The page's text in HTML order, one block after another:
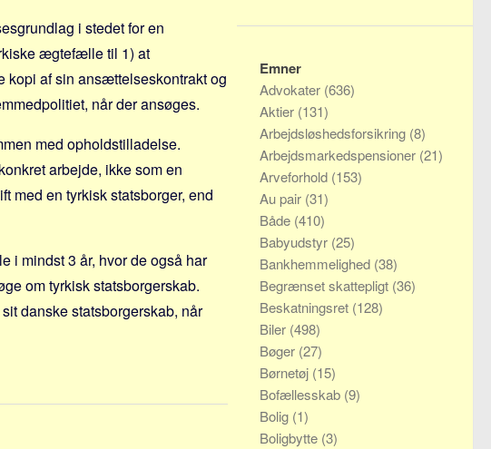
i stedet for en
ægtefælle til 1) at
kopi af sin ansættelseskontrakt og
når der ansøges.
med opholdstilladelse.
arbejde, ikke som en
med en tyrkisk statsborger, end
i mindst 3 år, hvor de også har
om tyrkisk statsborgerskab.
danske statsborgerskab, når
Emner
Advokater (636)
Aktier (131)
Arbejdsløshedsforsikring (8)
Arbejdsmarkedspensioner (21)
Arveforhold (153)
Au pair (31)
Både (410)
Babyudstyr (25)
Bankhemmelighed (38)
Begrænset skattepligt (36)
Beskatningsret (128)
Biler (498)
Bøger (27)
Børnetøj (15)
Bofællesskab (9)
Bolig (1)
Boligbytte (3)